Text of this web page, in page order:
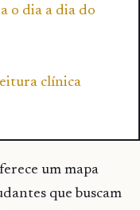
o dia a dia do
clínica
um mapa
que buscam